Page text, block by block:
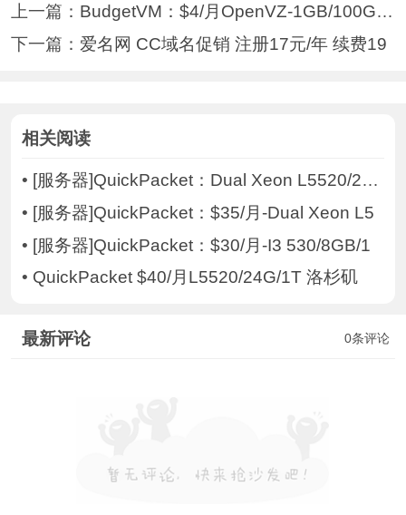
上一篇： BudgetVM：$4/月OpenVZ-1GB/100GB/3TB/
下一篇： 爱名网 CC域名促销 注册17元/年 续费19
相关阅读
• [服务器]QuickPacket：Dual Xeon L5520/24G
• [服务器]QuickPacket：$35/月-Dual Xeon L5
• [服务器]QuickPacket：$30/月-I3 530/8GB/1
• QuickPacket $40/月L5520/24G/1T 洛杉矶
0条评论
最新评论